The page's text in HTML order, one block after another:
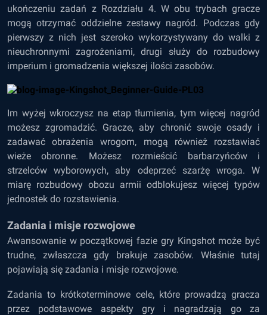
ukończeniu zadań z Rozdziału 4. W obu trybach gracze
mogą otrzymać oddzielne zestawy nagród. Podczas gdy
pierwszy z nich jest szeroko wykorzystywany do walki z
nieuchronnymi zagrożeniami, drugi służy do rozbudowy
imperium i gromadzenia większej ilości zasobów.
Im wyżej wkroczysz na etap tłumienia, tym więcej nagród
możesz zgromadzić. Gracze, aby chronić swoje osady i
zadawać obrażenia wrogom, mogą również rozstawiać
wieże obronne. Możesz rozmieścić barbarzyńców i
strzelców wyborowych, aby odeprzeć szarżę wroga. W
miarę rozbudowy obozu armii odblokujesz więcej typów
jednostek do rozstawienia.
Zadania i misje rozwojowe
Awansowanie w początkowej fazie gry Kingshot może być
trudne, zwłaszcza gdy brakuje zasobów. Właśnie tutaj
pojawiają się zadania i misje rozwojowe.
Zadania to krótkoterminowe cele, które prowadzą gracza
przez podstawowe aspekty gry i nagradzają go za